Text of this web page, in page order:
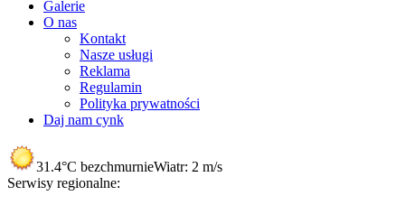
Galerie
O nas
Kontakt
Nasze usługi
Reklama
Regulamin
Polityka prywatności
Daj nam cynk
31.4°C bezchmurnieWiatr: 2 m/s
Serwisy regionalne: